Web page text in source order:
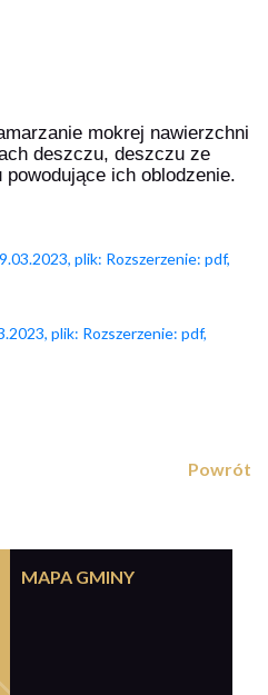
mokrej nawierzchni
deszczu, deszczu ze
powodujące ich oblodzenie.
plik: Rozszerzenie: pdf,
plik: Rozszerzenie: pdf,
Powrót
MAPA GMINY